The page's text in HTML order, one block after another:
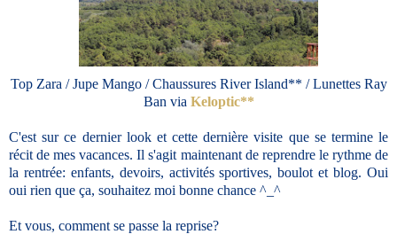
Top Zara / Jupe Mango / Chaussures River Island** / Lunettes Ray
Ban via Keloptic**
C'est sur ce dernier look et cette dernière visite que se termine le
récit de mes vacances. Il s'agit maintenant de reprendre le rythme de
la rentrée: enfants, devoirs, activités sportives, boulot et blog. Oui
oui rien que ça, souhaitez moi bonne chance ^_^
Et vous, comment se passe la reprise?